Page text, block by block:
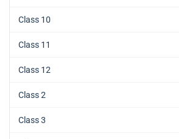
Class 10
Class 11
Class 12
Class 2
Class 3